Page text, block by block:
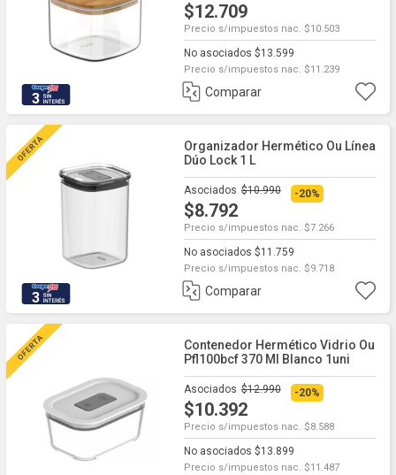
3
$12.709
Precio s/impuestos nac. $10.503
No asociados $13.599
Precio s/impuestos nac. $11.239
Comparar
3
Organizador Hermético Ou Línea
Dúo Lock 1 L
Asociados $10.990
$8.792
-20%
Precio s/impuestos nac. $7.266
No asociados $11.759
Precio s/impuestos nac. $9.718
Comparar
Contenedor Hermético Vidrio Ou
Pfl100bcf 370 Ml Blanco 1uni
Asociados $12.990
$10.392
-20%
Precio s/impuestos nac. $8.588
No asociados $13.899
Precio s/impuestos nac. $11.487